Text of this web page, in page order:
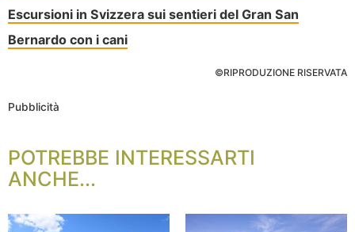
Escursioni in Svizzera sui sentieri del Gran San
Bernardo con i cani
©RIPRODUZIONE RISERVATA
Pubblicità
POTREBBE INTERESSARTI
ANCHE...